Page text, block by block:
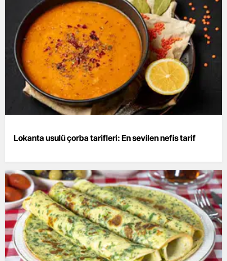
Lokanta usulü çorba tarifleri: En sevilen nefis tarif